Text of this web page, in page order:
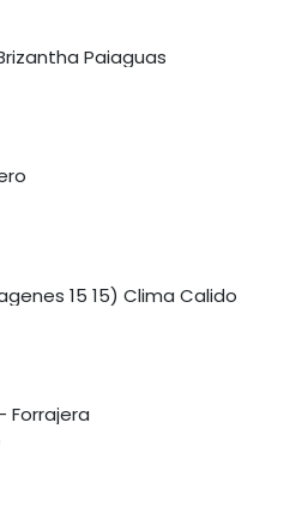
Paiaguas
15 15) Clima Calido
Forrajera